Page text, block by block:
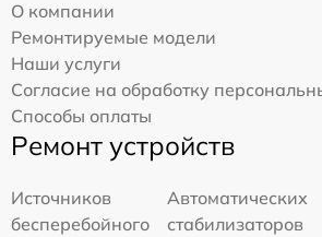
О компании
Ремонтируемые модели
Наши услуги
Согласие на обработку
Способы оплаты
Ремонт устройств
Источников
бесперебойного
Автоматических
стабилизаторов